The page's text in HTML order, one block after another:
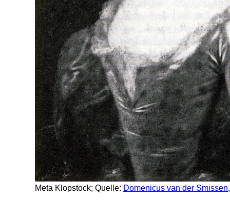
Meta Klopstock; Quelle: Domenicus van der Smissen